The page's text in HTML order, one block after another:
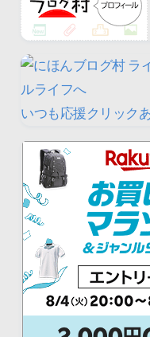
いつも応援クリック